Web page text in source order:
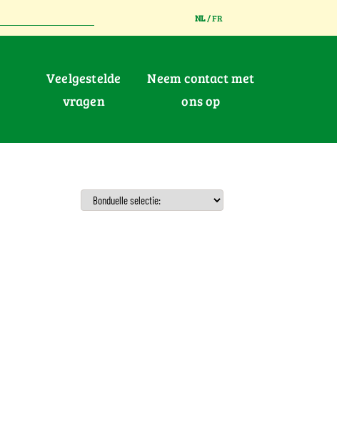
NL/FR
Veelgestelde
vragen
Neem contact met
ons op